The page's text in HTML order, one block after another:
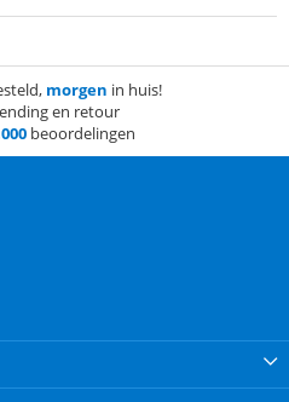
morgen in huis!
en retour
beoordelingen